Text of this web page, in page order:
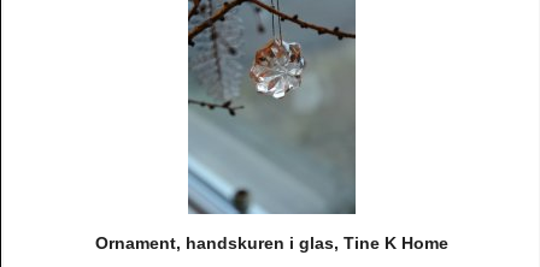
Ornament, handskuren i glas, Tine K Home